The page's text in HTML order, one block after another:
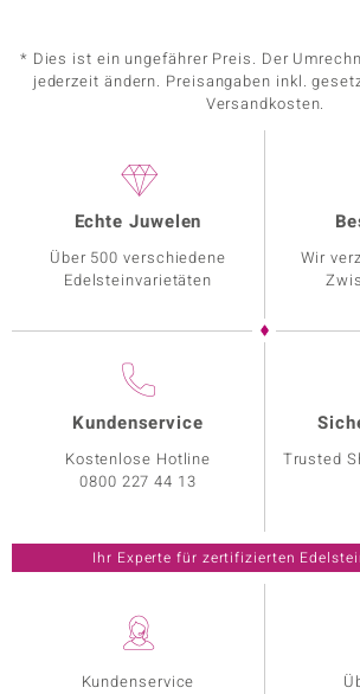
* Dies ist ein ungefährer Preis. Der
jederzeit ändern. Preisangaben inkl.
Versandkosten.
Kundenservice
Echte Juwelen
Über 500 verschiedene
Edelsteinvarietäten
Wir
Kundenservice
Kostenlose Hotline
0800 227 44 13
Trusted
Ihr Experte für zertifizierten